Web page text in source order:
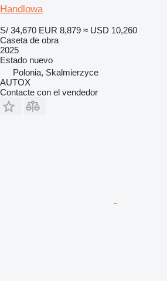
Handlowa
S/ 34,670 EUR 8,879 ≈ USD 10,260
Caseta de obra
2025
Estado nuevo
Polonia, Skalmierzyce
AUTOX
Contacte con el vendedor